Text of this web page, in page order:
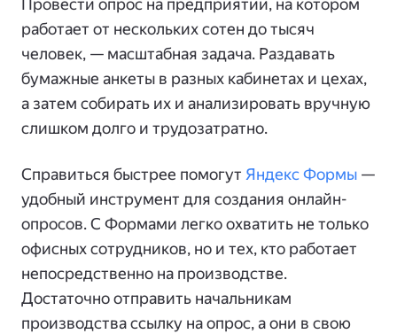
работает от нескольких сотен до тысяч
человек, — масштабная задача. Раздавать
бумажные анкеты в разных кабинетах и цехах,
а затем собирать их и анализировать вручную
слишком долго и трудозатратно.
Справиться быстрее помогут Яндекс Формы —
удобный инструмент для создания онлайн-
опросов. С Формами легко охватить не только
офисных сотрудников, но и тех, кто работает
непосредственно на производстве.
Достаточно отправить начальникам
производства ссылку на опрос, а они в свою